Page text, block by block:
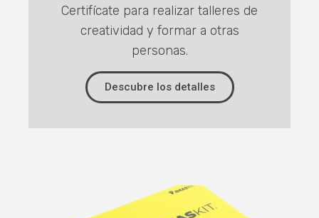
Certifícate para realizar talleres de
creatividad y formar a otras
personas.
Descubre los detalles